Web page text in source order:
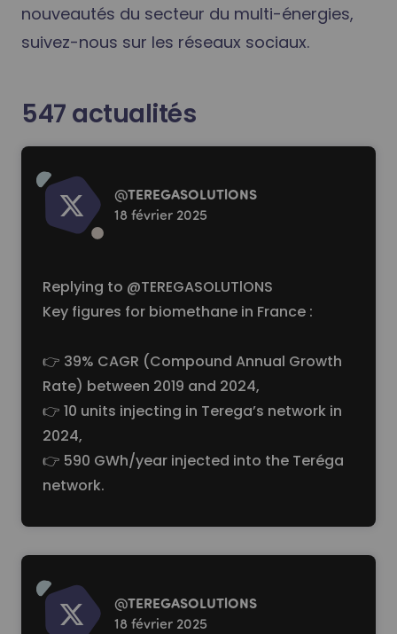
nouveautés du secteur du multi-énergies,
suivez-nous sur les réseaux sociaux.
547 actualités
Read more
@TEREGASOLUTlONS
18 février 2025
Replying to @TEREGASOLUTlONS
Key figures for biomethane in France :
👉 39% CAGR (Compound Annual Growth
Rate) between 2019 and 2024,
👉 10 units injecting in Terega’s network in
2024,
👉 590 GWh/year injected into the Teréga
network.
Read more
@TEREGASOLUTlONS
18 février 2025